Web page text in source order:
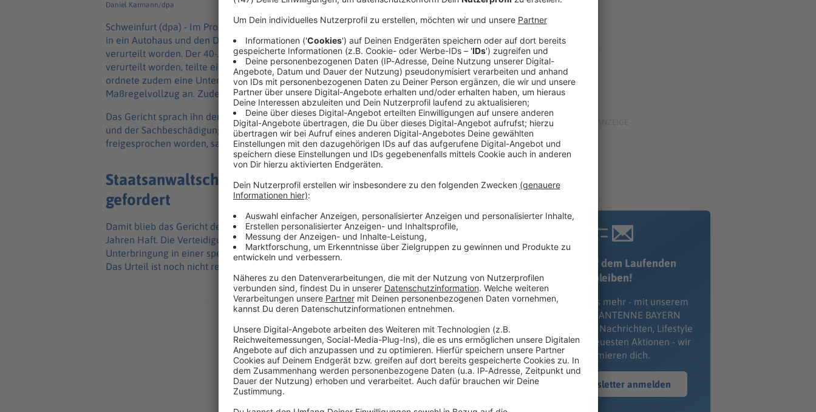
Daniel Karmann/dpa
Schweinfurt (dpa) - Im Prozess um einen Überfall auf einen Geldtransporter, einen Einbruch
in ein Autohaus und den Diebstahl zweier Polizeiautos ist ein Mann zu einer Haftstrafe
verurteilt worden. Der 40-Jährige sei zu einer Haftstrafe von drei Jahren und vier Monaten
verurteilt worden, teilte eine Sprecherin des Landgerichts Schweinfurt mit. Das Gericht
ordnete zudem eine Unterbringung in einer spezialisierten Klinik für Suchtkranke im
Maßregelvollzug an. Zudem darf der Mann zwei Jahre lang keinen Führerschein haben.
Das Gericht sprach ihn der besonders schweren räuberischen Erpressung, des Diebstahls
und der Sachbeschädigung schuldig. In den übrigen vorgeworfenen Fällen sei er
freigesprochen worden, sagte die Sprecherin.
Staatsanwaltschaft hatte deutlich höhere Strafe
gefordert
Damit blieb das Gericht deutlich unter der Forderung der Staatsanwaltschaft von acht
Jahren Haft. Die Verteidigung hatte für eine Freiheitsstrafe von zehn Monaten und eine
Unterbringung in einer spezialisierten Klinik für Suchtkranke im Maßregelvollzug plädiert.
Das Urteil ist noch nicht rechtskräftig.
Immer auf dem Laufenden
bleiben!
Verpass' nichts mehr - mit unserem
kostenlosen ANTENNE BAYERN
Newsletter. Ob Nachrichten, Lifestyle
oder unsere neuesten Aktionen - wir
informieren dich.
Zum Newsletter anmelden